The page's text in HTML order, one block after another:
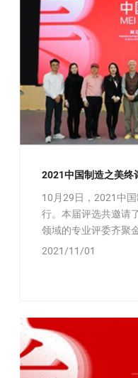
2021中国制造之美终
10月29日，2021中
行。本届评选共邀请
领域的专业评委齐聚
合评定。
2021/11/01